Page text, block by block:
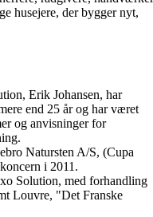
husejere, der bygger nyt,
Erik Johansen, har
end 25 år og har været
og anvisninger for
Natursten A/S, (Cupa
i 2011.
Solution, med forhandling
Louvre, "Det Franske